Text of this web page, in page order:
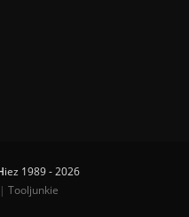
iez 1989 - 2026
| Tooljunkie